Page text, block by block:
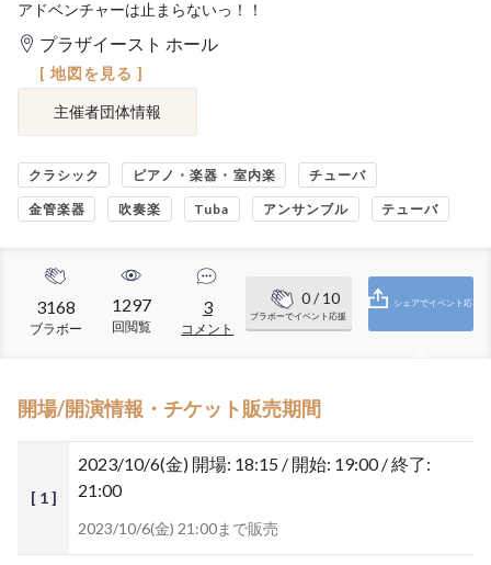
アドベンチャーは止まらないっ！！
プラザイースト ホール
[ 地図を見る ]
主催者団体情報
クラシック ピアノ・楽器・室内楽 チューバ
金管楽器 吹奏楽 Tuba アンサンブル テューバ
3168
ブラボー
1297
回閲覧
3
コメント
0/ 10
ブラボーでイベント応援
シェアでイベント応
開場/開演情報・チケット販売期間
[ 1 ]
2023/10/6(金) 開場: 18:15 / 開始: 19:00 / 終了:
21:00
2023/10/6(金) 21:00まで販売